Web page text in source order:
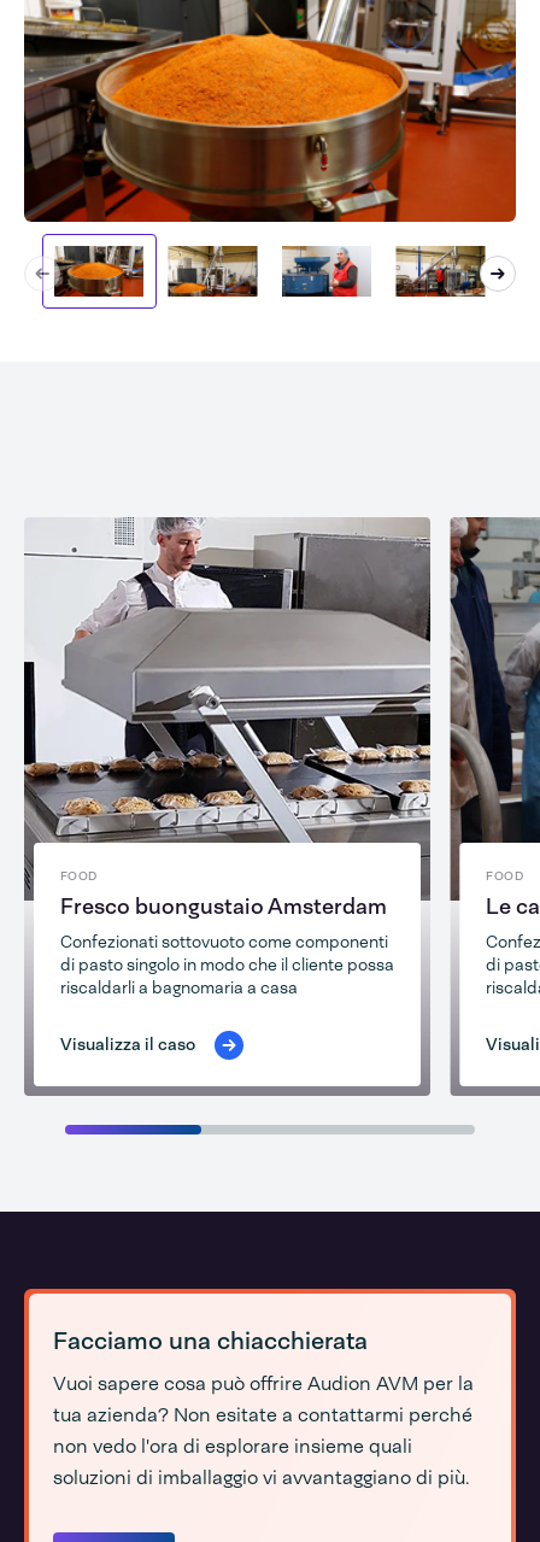
FOOD
Fresco buongustaio Amsterdam
Confezionati sottovuoto come componenti
di pasto singolo in modo che il cliente possa
riscaldarli a bagnomaria a casa
Visualizza il caso
FOOD
Le
di
Facciamo una chiacchierata
Vuoi sapere cosa può offrire Audion AVM per la
tua azienda? Non esitate a contattarmi perché
non vedo l'ora di esplorare insieme quali
soluzioni di imballaggio vi avvantaggiano di più.